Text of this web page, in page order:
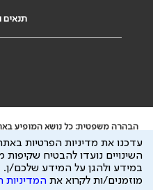
תנאים
הבהרה משפטית: כל נושא המופיע
ייעוץ רפואי או משפטי. אין הר"י
ידוע לי שהר"י אוספת ושומרת מידע
להיות מועבר לצדדים שלישיים, הכל
עדכנו את מדיניות הפרטיות
השינויים נועדו להבטיח
במידע ולהגן על המידע שלכם/ן.
מוזמנים/ות לקרוא את המדיניות